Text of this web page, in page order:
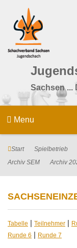
Sachsen ...
Menu
Start Spielbetrieb
Archiv SEM
Archiv
Tabelle | Teilnehmer |
Runde 6 | Runde 7